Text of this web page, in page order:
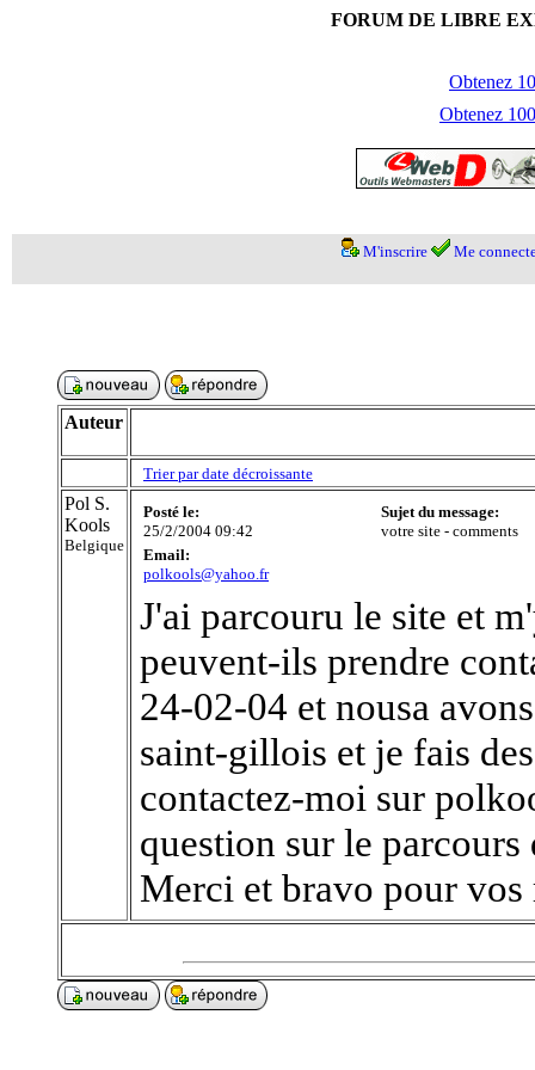
FORUM DE LIBRE
Obtenez
Obtenez
M'inscrire Me
Auteur
Trier par date décroissante
Pol S.
Kools
Belgique
Posté le:
25/2/2004 09:42
Sujet du message:
votre site - comments
Email:
polkools@yahoo.fr
J'ai parcouru le site et
peuvent-ils prendre
24-02-04 et nousa
saint-gillois et je fais
contactez-moi sur
question sur le
Merci et bravo pour vos